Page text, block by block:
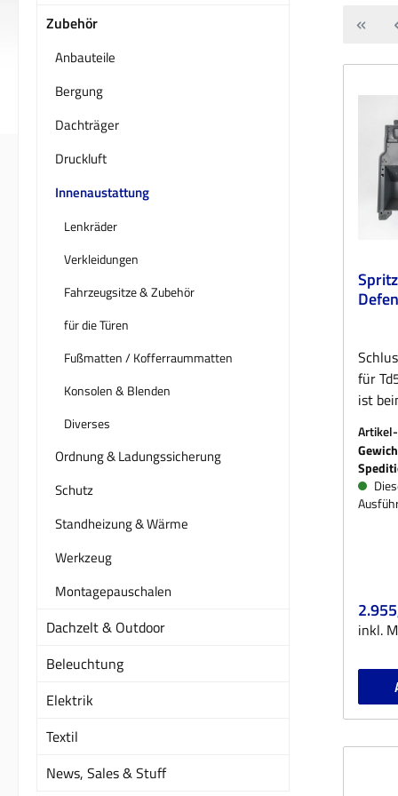
Zubehör
Anbauteile
Bergung
Dachträger
Druckluft
Innenaustattung
Lenkräder
Verkleidungen
Fahrzeugsitze & Zubehör
für die Türen
Fußmatten / Kofferraummatten
Konsolen & Blenden
Diverses
Ordnung & Ladungssicherung
Schutz
Standheizung & Wärme
Werkzeug
Montagepauschalen
Dachzelt & Outdoor
Beleuchtung
Elektrik
Textil
News, Sales & Stuff
für
ist
auch
liegt
noch
wie
inkl.